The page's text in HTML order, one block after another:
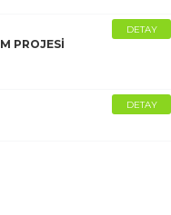
PROJESİ
DETAY
DETAY